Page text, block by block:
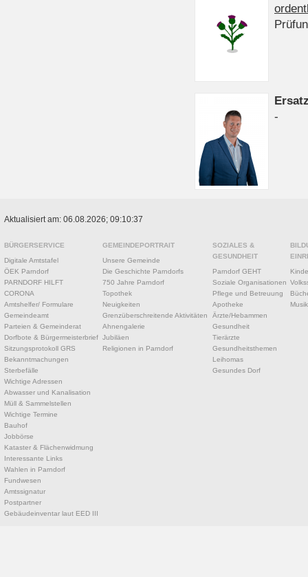
-
Aktualisiert am: 06.08.2026; 09:10:37
BÜRGERSERVICE
Digitale Amtstafel
ÖEK Parndorf
PARNDORF HILFT
CORONA
Amtshelfer/ Formulare
Gemeindeamt
Parteien & Gemeinderat
Dorfbote & Bürgermeisterbrief
Sitzungsprotokoll GRS
Bekanntmachungen
Sterbefälle
Wichtige Adressen
Abwasser und Kanalisation
Müll & Sammelstellen
Wichtige Termine
Bauhof
Jobbörse
Kataster & Flächenwidmung
Interessante Links
Wahlen in Parndorf
Fundwesen
Amtssignatur
Postpartner
Gebäudeinventar laut EED III
GEMEINDEPORTRAIT
Unsere Gemeinde
Die Geschichte Parndorfs
750 Jahre Parndorf
Topothek
Neuigkeiten
Grenzüberschreitende Aktivitäten
Ahnengalerie
Jubiläen
Religionen in Parndorf
SOZIALES &
GESUNDHEIT
Parndorf GEHT
Soziale Organisationen
Pflege und Betreuung
Apotheke
Ärzte/Hebammen
Gesundheit
Tierärzte
Gesundheitsthemen
Leihomas
Gesundes Dorf